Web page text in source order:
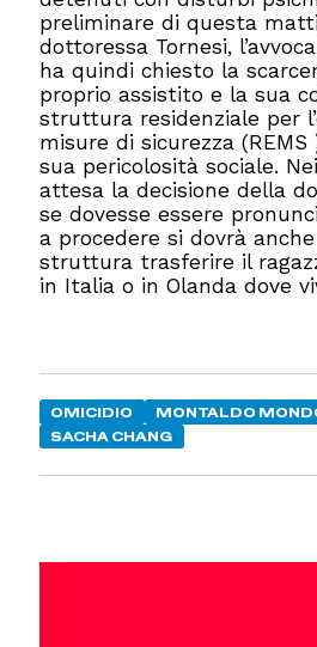
preliminare di questa
dottoressa Tornesi,
ha quindi chiesto la
proprio assistito e la sua
struttura residenziale per
misure di sicurezza
sua pericolosità sociale.
attesa la decisione della
se dovesse essere
a procedere si dovrà
struttura trasferire il
in Italia o in Olanda dove
OMICIDIO
MONTALDO
SACHA CHANG